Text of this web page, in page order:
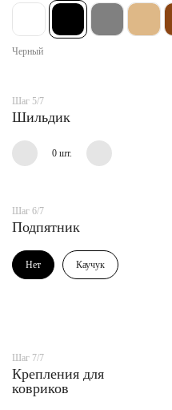
Черный
Шаг 5/7
Шильдик
0 шт.
Шаг 6/7
Подпятник
Нет Каучук
Шаг 7/7
Крепления для
ковриков